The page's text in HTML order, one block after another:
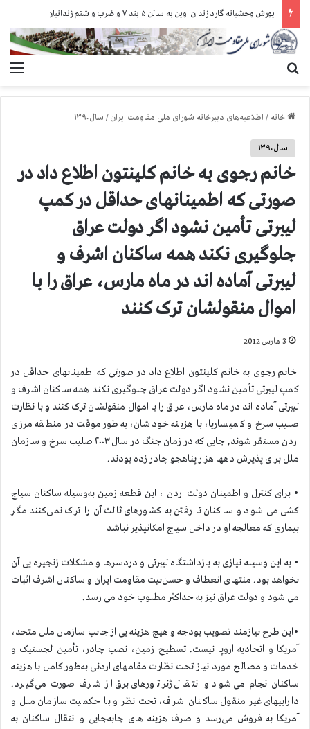
یورش وحشیانه گارد زندان اوین به سالن ۵ بند ۷ و ضرب و شتم زندانیان
خانه / اطلاعیه‌های دبیرخانه شورای ملی مقاومت ایران/ سال ۱۳۹۰
سال ۱۳۹۰
خانم رجوی به خانم کلینتون اطلاع داد در
صورتی که اطمینانهای حداقل در کمپ
لیبرتی تأمین نشود اگر دولت عراق
جلوگیری نکند همه ساکنان اشرف و
لیبرتی آماده اند در ماه مارس، عراق را با
اموال منقولشان ترک کنند
3 مارس 2012
خانم رجوی به خانم کلینتون اطلاع داد در صورتی که اطمینانهای حداقل در
کمپ لیبرتی تأمین نشود اگر دولت عراق جلوگیری نکند همه ساکنان اشرف و
لیبرتی آماده اند در ماه مارس، عراق را با اموال منقولشان ترک کنند و با نظارت
صلیب سرخ و کمیساریا، با هزینه خودشان، به‌طور موقت در منطقه مرزی
اردن مستقر شوند, جایی که در زمان جنگ در سال ۲۰۰۳ صلیب سرخ و سازمان
ملل برای پذیرش دهها هزار پناهجو چادر زده بودند.
• برای کنترل و اطمینان دولت اردن ، این قطعه زمین به‌وسیله ساکنان سیاج
کشی می شود و ساکنان تا رفتن به کشورهای ثالث آن را ترک نمی‌کنند مگر
بیماری که معالجه او در داخل سیاج امکانپذیر نباشد
• به این وسیله نیازی به بازداشتگاه لیبرتی و دردسرها و مشکلات زنجیره یی آن
نخواهد بود. منتهای انعطاف و حسن‌نیت مقاومت ایران و ساکنان اشرف اثبات
می شود و دولت عراق نیز به حداکثر مطلوب خود می رسد.
•این طرح نیازمند تصویب بودجه و هیچ هزینه یی از جانب سازمان ملل متحد،
آمریکا و اتحادیه اروپا نیست. تسطیح زمین، نصب چادر، تأمین لجستیک و
خدمات و مصالح مورد نیاز تحت نظارت مقامهای اردنی به‌طور کامل با هزینه
ساکنان انجام می شود و انتقال ژنراتورهای برق از اشرف صورت می‌گیرد.
داراییهای غیر منقول ساکنان اشرف، تحت نظر و با حکمیت سازمان ملل و
آمریکا به فروش می‌رسد و صرف هزینه های جابه‌جایی و انتقال ساکنان به